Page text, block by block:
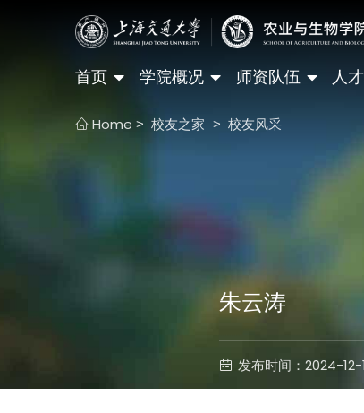
首页 学院概况 师资队伍 人
Home > 校友之家 > 校友风采
朱云涛
发布时间：2024-12-